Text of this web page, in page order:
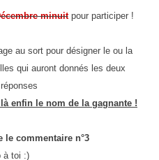
minuitpour participer !
au sort pour désigner le ou la
qui auront donnés les deux
enfin le nom de la gagnante !
le commentaire n°3
à toi :)